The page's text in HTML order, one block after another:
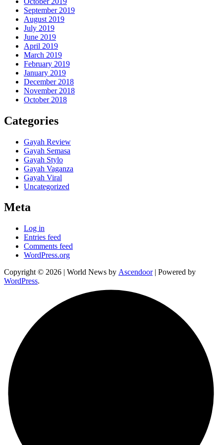
September 2019
August 2019
July 2019
June 2019
April 2019
March 2019
February 2019
January 2019
December 2018
November 2018
October 2018
Categories
Gayah Review
Gayah Semasa
Gayah Stylo
Gayah Vaganza
Gayah Viral
Uncategorized
Meta
Log in
Entries feed
Comments feed
WordPress.org
Copyright © 2026 | World News by Ascendoor| Powered by
WordPress.